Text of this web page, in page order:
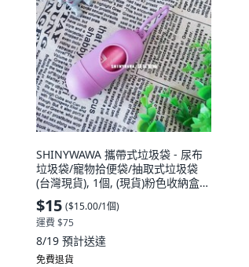
SHINYWAWA 攜帶式垃圾袋 - 尿布
垃圾袋/寵物拾便袋/抽取式垃圾袋
(台灣現貨), 1個, (現貨)粉色收納盒
+1卷垃圾袋,注意:內文注意事項，謝
謝
$15 ($15.00/1個)
運費 $75
8/19 預計送達
免費退貨